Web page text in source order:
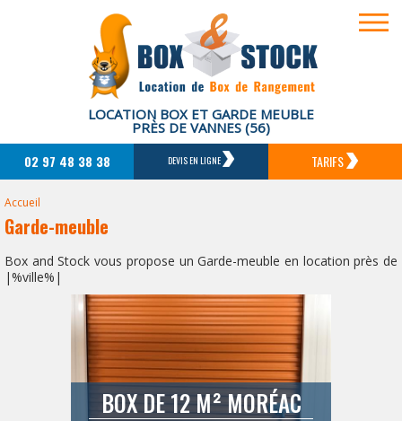
LOCATION BOX ET GARDE MEUBLE
PRÈS DE VANNES (56)
02 97 48 38 38 DEVIS EN LIGNE TARIFS
Accueil
Garde-meuble
Box and Stock vous propose un Garde-meuble en location près de
|%ville%|
BOX DE 12 M² MORÉAC